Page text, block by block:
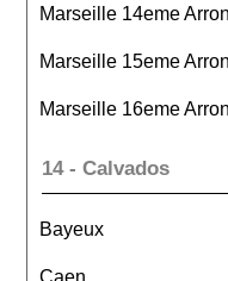
Marseille 14eme
Marseille 15eme
Marseille 16eme
14 - Calvados
Bayeux
Caen